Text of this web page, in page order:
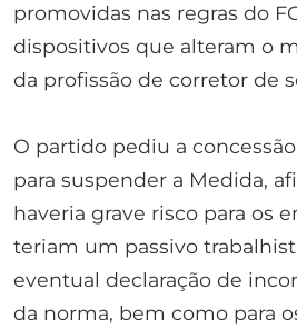
promovidas nas regras do
dispositivos que alteram o
da profissão de corretor de
O partido pediu a
para suspender a Medida,
haveria grave risco para os
teriam um passivo
eventual declaração de
da norma, bem como para